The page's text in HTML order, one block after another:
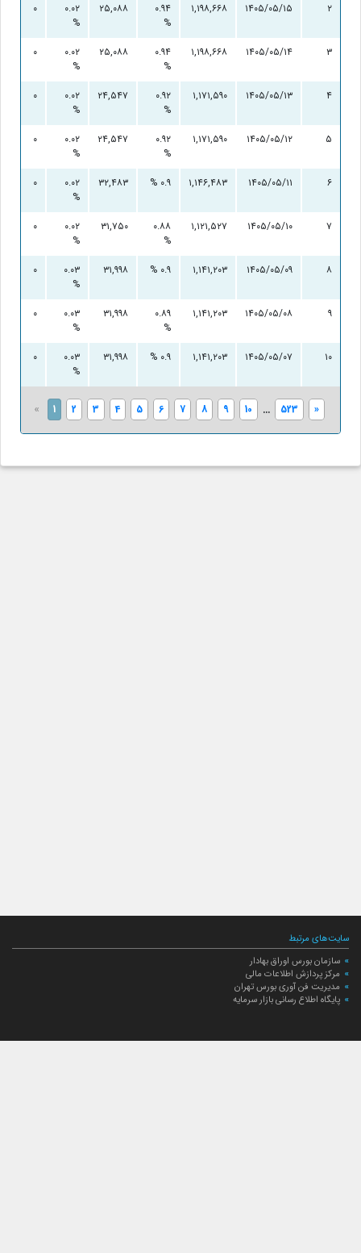
۲ ۱۴۰۵/۰۵/۱۵ ۱,۱۹۸,۶۶۸
۰.۹۴
%
۲۵,۰۸۸
۰.۰۲
%
۰
۳ ۱۴۰۵/۰۵/۱۴ ۱,۱۹۸,۶۶۸
۰.۹۴
%
۲۵,۰۸۸
۰.۰۲
%
۰
۴ ۱۴۰۵/۰۵/۱۳ ۱,۱۷۱,۵۹۰
۰.۹۲
%
۲۴,۵۴۷
۰.۰۲
%
۰
۵ ۱۴۰۵/۰۵/۱۲ ۱,۱۷۱,۵۹۰
۰.۹۲
%
۲۴,۵۴۷
۰.۰۲
%
۰
۶ ۱۴۰۵/۰۵/۱۱ ۱,۱۴۶,۴۸۳ ۰.۹ % ۳۲,۴۸۳
۰.۰۲
%
۰
۷ ۱۴۰۵/۰۵/۱۰ ۱,۱۲۱,۵۲۷
۰.۸۸
%
۳۱,۷۵۰
۰.۰۲
%
۰
۸ ۱۴۰۵/۰۵/۰۹ ۱,۱۴۱,۲۰۳ ۰.۹ % ۳۱,۹۹۸
۰.۰۳
%
۰
۹ ۱۴۰۵/۰۵/۰۸ ۱,۱۴۱,۲۰۳
۰.۸۹
%
۳۱,۹۹۸
۰.۰۳
%
۰
۱۰ ۱۴۰۵/۰۵/۰۷ ۱,۱۴۱,۲۰۳ ۰.۹ % ۳۱,۹۹۸
۰.۰۳
%
۰
« 1 2 3 4 5 6 7 8 9 10 ... 523 »
سایت‌های مرتبط
سازمان بورس اوراق بهادار
مرکز پردازش اطلاعات مالی
مدیریت فن آوری بورس تهران
پایگاه اطلاع رسانی بازار سرمایه
ارتباط با صندوق